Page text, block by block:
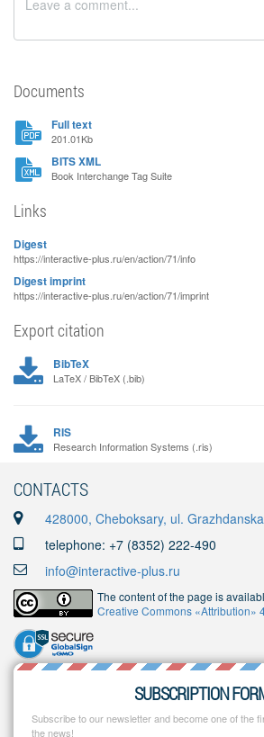
Documents
Full text
201.01Kb
BITS XML
Book Interchange Tag Suite
Links
Digest
https://interactive-plus.ru/en/action/71/info
Digest imprint
https://interactive-plus.ru/en/action/71/imprint
Export citation
BibTeX
LaTeX / BibTeX (.bib)
RIS
Research Information Systems (.ris)
CONTACTS
428000, Cheboksary, ul.
telephone: +7 (8352) 222-490
info@interactive-plus.ru
The content of the page is
Creative Commons «Attribution»
SUBSCRIPTION
Subscribe to our newsletter and become one of the
the news!